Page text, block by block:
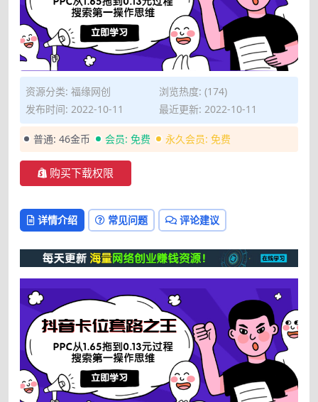
资源分类: 福缘网创
浏览热度: (174)
发布时间: 2022-10-11
最近更新: 2022-10-11
普通: 46金币 会员: 免费 永久会员: 免费
购买下载权限
详情介绍 常见问题 评论建议